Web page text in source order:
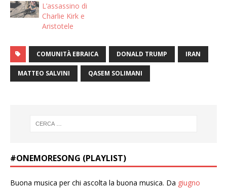
L’assassino di
Charlie Kirk e
Aristotele
COMUNITÀ EBRAICA DONALD TRUMP IRAN
MATTEO SALVINI QASEM SOLIMANI
#ONEMORESONG (PLAYLIST)
Buona musica per chi ascolta la buona musica. Da giugno